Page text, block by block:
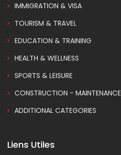
IMMIGRATION & VISA
TOURISM & TRAVEL
EDUCATION & TRAINING
HEALTH & WELLNESS
SPORTS & LEISURE
CONSTRUCTION - MAINTENANCE
ADDITIONAL CATEGORIES
Liens Utiles